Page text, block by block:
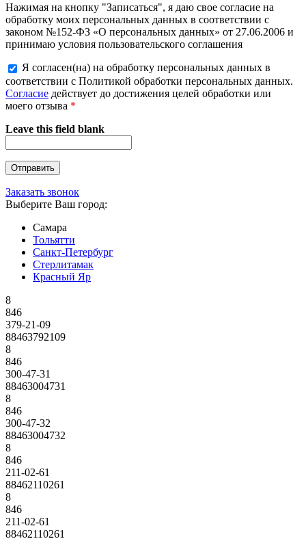
Нажимая на кнопку "Записаться", я даю свое согласие на
обработку моих персональных данных в соответствии с
законом №152-ФЗ «О персональных данных» от 27.06.2006 и
принимаю условия пользовательского соглашения
Я согласен(на) на обработку персональных данных в
соответствии с Политикой обработки персональных данных.
Согласие действует до достижения целей обработки или
моего отзыва *
Leave this field blank
Заказать звонок
Выберите Ваш город:
Самара
Тольятти
Санкт-Петербург
Стерлитамак
Красный Яр
8
846
379-21-09
88463792109
8
846
300-47-31
88463004731
8
846
300-47-32
88463004732
8
846
211-02-61
88462110261
8
846
211-02-61
88462110261